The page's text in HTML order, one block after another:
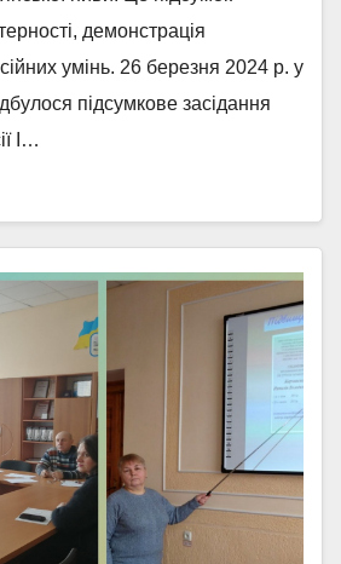
демонстрація
умінь. 26 березня 2024 р. у
підсумкове засідання
І…